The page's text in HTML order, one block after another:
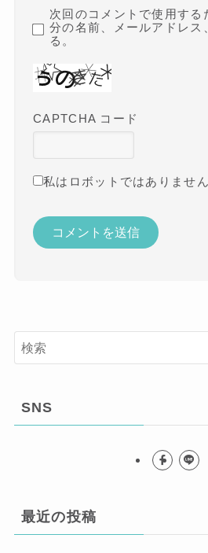
次回のコメントで使用する
分の名前、メールアドレス
る。
CAPTCHA コード
私はロボットではありません
SNS
最近の投稿